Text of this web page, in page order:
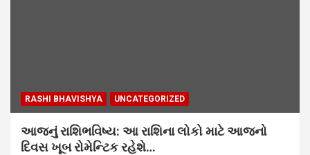
RASHI BHAVISHYA UNCATEGORIZED
આજનું રાશિભવિષ્ય: આ રાશિના લોકો માટે આજનો
દિવસ ખૂબ રોમેન્ટિક રહેશે…